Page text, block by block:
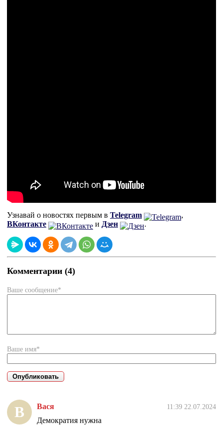
Узнавай о новостях первым в Telegram
,
ВКонтакте
и Дзен .
Комментарии (4)
Ваше сообщение*
Ваше имя*
В Вася 11:39 22.07.2024
Демократия нужна